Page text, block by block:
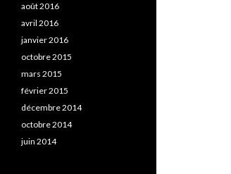
août 2016
avril 2016
janvier 2016
octobre 2015
mars 2015
février 2015
décembre 2014
octobre 2014
juin 2014